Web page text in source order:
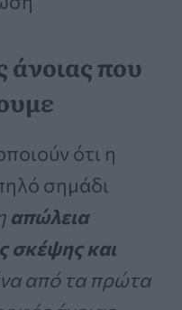
άνοιας που
ότι η
σημάδι
απώλεια
σκέψης και
από τα πρώτα